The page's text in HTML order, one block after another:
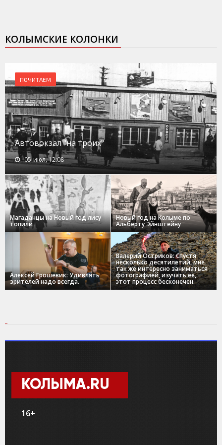
КОЛЫМСКИЕ КОЛОНКИ
ПОЧИТАЕМ
Автовокзал "на троих"
05-июл, 12:08
Магаданцы на Новый год лису
топили
Новый год на Колыме по
Альберту Эйнштейну
Алексей Грошевик: Удивлять
зрителей надо всегда.
Валерий Остриков: Спустя
несколько десятилетий, мне
так же интересно заниматься
фотографией, изучать ее,
этот процесс бесконечен.
КОЛЫМА.RU
16+